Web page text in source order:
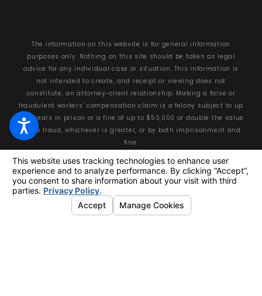
The information on this website is for general information
purposes only. Nothing on this site should be taken as legal
advice for any individual case or situation. This information is
not intended to create, and receipt or viewing does not
constitute, an attorney-client relationship. Making a false or
fraudulent workers’ compensation claim is a felony subject to up
to 5 years in prison or a fine of up to $50,000 or double the value
of the fraud, whichever is greater, or by both imprisonment and
fine.
© 2026 All Rights Reserved.Your Privacy Choices
Site Map
Privacy Policy